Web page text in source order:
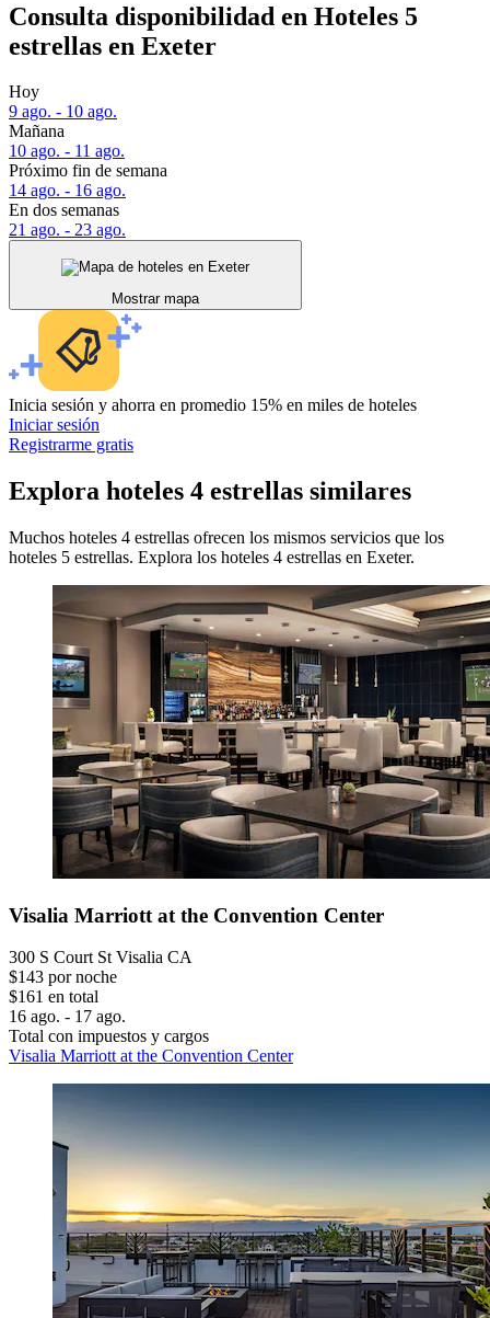
Consulta disponibilidad en Hoteles 5
estrellas en Exeter
Hoy
9 ago. - 10 ago.
Mañana
10 ago. - 11 ago.
Próximo fin de semana
14 ago. - 16 ago.
En dos semanas
21 ago. - 23 ago.
Mostrar mapa
Inicia sesión y ahorra en promedio 15% en miles de hoteles
Iniciar sesión
Registrarme gratis
Explora hoteles 4 estrellas similares
Muchos hoteles 4 estrellas ofrecen los mismos servicios que los
hoteles 5 estrellas. Explora los hoteles 4 estrellas en Exeter.
Visalia Marriott at the Convention Center
300 S Court St Visalia CA
$143 por noche
$161 en total
16 ago. - 17 ago.
Total con impuestos y cargos
Visalia Marriott at the Convention Center